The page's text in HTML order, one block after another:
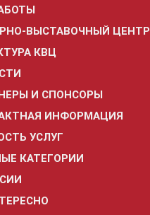
ВЫСТАВОЧНЫЙ ЦЕНТР
КВЦ
И СПОНСОРЫ
ИНФОРМАЦИЯ
УСЛУГ
КАТЕГОРИИ